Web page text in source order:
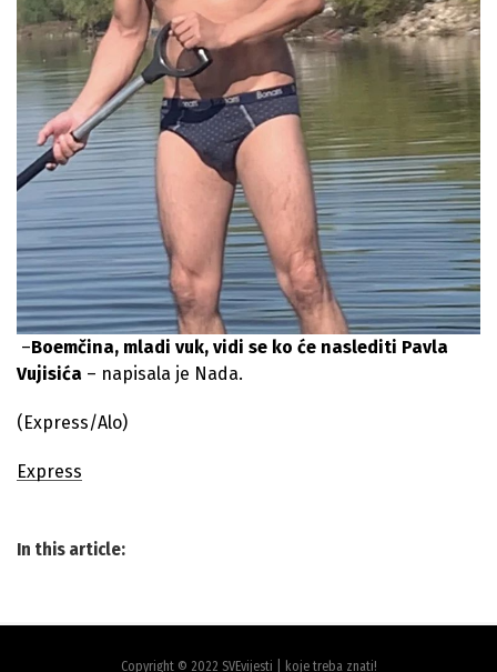
–Boemčina, mladi vuk, vidi se ko će naslediti Pavla
Vujisića – napisala je Nada.
(Express/Alo)
Express
In this article:
Copyright © 2022 SVEvijesti | koje treba znati!